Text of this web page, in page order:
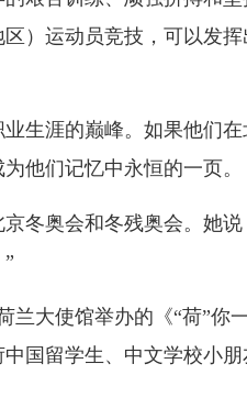
）运动员竞技，可以发挥
生涯的巅峰。如果他们在
他们记忆中永恒的一页。
冬奥会和冬残奥会。她说
大使馆举办的《“荷”你
国留学生、中文学校小